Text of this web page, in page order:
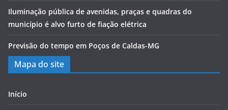
Iluminação pública de avenidas, praças e quadras do
município é alvo furto de fiação elétrica
Previsão do tempo em Poços de Caldas-MG
Mapa do site
Início